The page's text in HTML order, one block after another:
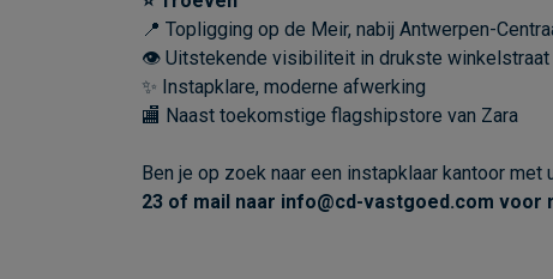
📍 Topligging op de Meir, nabij Antwerpen-
👁 Uitstekende visibiliteit in drukste winkelstraat
✨ Instapklare, moderne afwerking
🏬 Naast toekomstige flagshipstore van Zara
Ben je op zoek naar een instapklaar kantoor
23 of mail naar info@cd-vastgoed.com